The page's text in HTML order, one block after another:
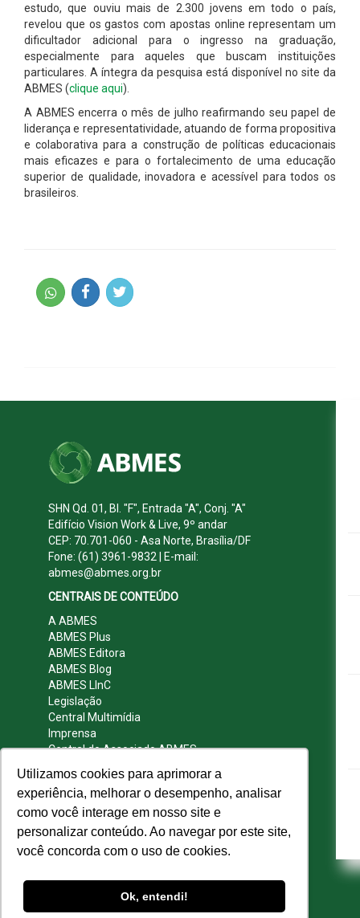
Utilizamos cookies para aprimorar a
experiência, melhorar o desempenho, analisar
como você interage em nosso site e
personalizar conteúdo. Ao navegar por este site,
você concorda com o uso de cookies.
Ok, entendi!
estudo, que ouviu mais de 2.300 jovens em todo o país,
revelou que os gastos com apostas online representam um
dificultador adicional para o ingresso na graduação,
especialmente para aqueles que buscam instituições
particulares. A íntegra da pesquisa está disponível no site da
ABMES (clique aqui).
A ABMES encerra o mês de julho reafirmando seu papel de
liderança e representatividade, atuando de forma propositiva
e colaborativa para a construção de políticas educacionais
mais eficazes e para o fortalecimento de uma educação
superior de qualidade, inovadora e acessível para todos os
brasileiros.
SHN Qd. 01, Bl. "F", Entrada "A", Conj. "A"
Edifício Vision Work & Live, 9º andar
CEP: 70.701-060 - Asa Norte, Brasília/DF
Fone: (61) 3961-9832 | E-mail:
abmes@abmes.org.br
CENTRAIS DE CONTEÚDO
A ABMES
ABMES Plus
ABMES Editora
ABMES Blog
ABMES LInC
Legislação
Central Multimídia
Imprensa
Central do Associado ABMES
REDES SOCIAIS
reservados.